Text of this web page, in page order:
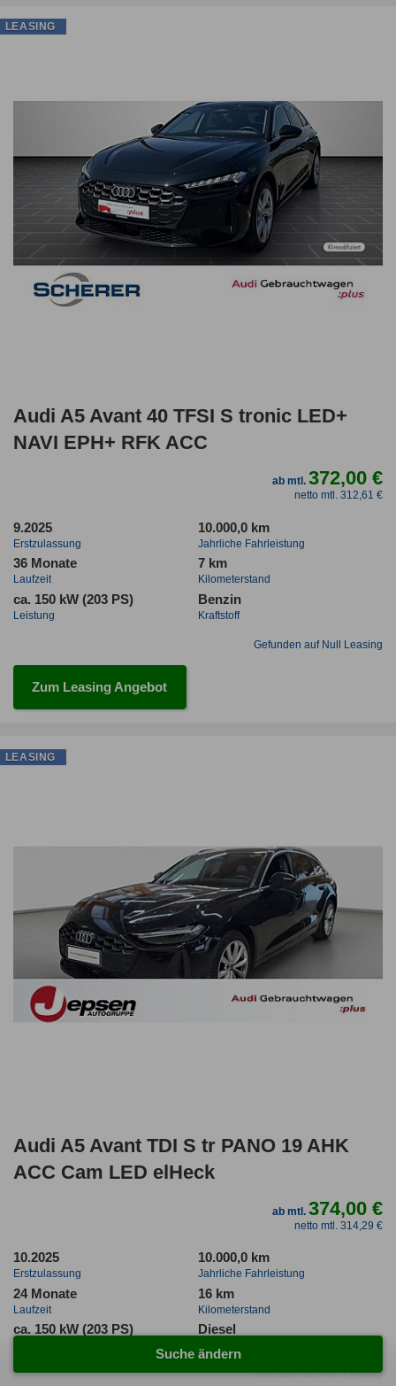
Audi A5 Avant 40 TFSI S tronic LED+
NAVI EPH+ RFK ACC
ab mtl.372,00 €
netto mtl. 312,61 €
9.2025
Erstzulassung
10.000,0 km
Jahrliche Fahrleistung
36 Monate
Laufzeit
7 km
Kilometerstand
ca. 150 kW (203 PS)
Leistung
Benzin
Kraftstoff
Gefunden auf Null Leasing
Zum Leasing Angebot
LEASING
Audi A5 Avant TDI S tr PANO 19 AHK
ACC Cam LED elHeck
ab mtl.374,00 €
netto mtl. 314,29 €
10.2025
Erstzulassung
10.000,0 km
Jahrliche Fahrleistung
24 Monate
Laufzeit
16 km
Kilometerstand
ca. 150 kW (203 PS) Diesel
Gefunden auf Null Leasing
LEASING
Suche ändern